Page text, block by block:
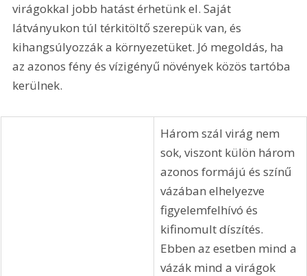
virágokkal jobb hatást érhetünk el. Saját
látványukon túl térkitöltő szerepük van, és
kihangsúlyozzák a környezetüket. Jó megoldás, ha
az azonos fény és vízigényű növények közös tartóba
kerülnek.
Három szál virág nem
sok, viszont külön három
azonos formájú és színű
vázában elhelyezve
figyelemfelhívó és
kifinomult díszítés.
Ebben az esetben mind a
vázák mind a virágok